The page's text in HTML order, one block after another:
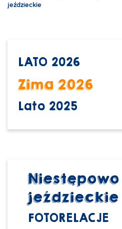
jeździeckie
jeździeckie
FOTORELACJE
LATO 2026
Zima 2026
Lato 2025